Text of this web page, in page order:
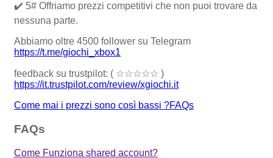
✔️ 5# Offriamo prezzi competitivi che non puoi trovare da
nessuna parte.
Abbiamo oltre 4500 follower su Telegram
https://t.me/giochi_xbox1
feedback su trustpilot: ( ☆☆☆☆☆ )
https://it.trustpilot.com/review/xgiochi.it
Come mai i prezzi sono così bassi ?​FAQs
FAQs
Come Funziona shared account?